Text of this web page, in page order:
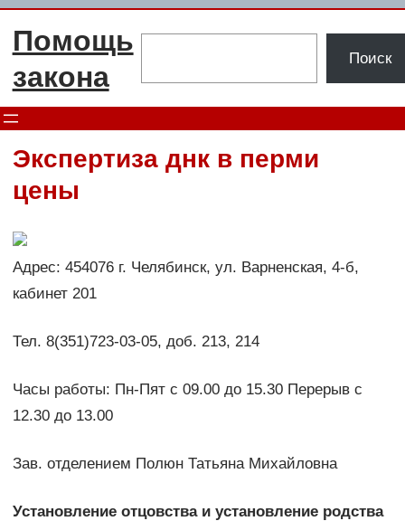
Перейти
Помощь
закона
Поиск
Экспертиза днк в перми
цены
Адрес: 454076 г. Челябинск, ул. Варненская, 4-б,
кабинет 201
Тел. 8(351)723-03-05, доб. 213, 214
Часы работы: Пн-Пят с 09.00 до 15.30 Перерыв с
12.30 до 13.00
Зав. отделением Полюн Татьяна Михайловна
Установление отцовства и установление родства